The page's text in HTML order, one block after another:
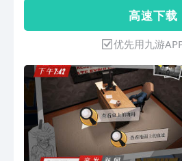
励……并且，不论
都将被无条件保
你们的表演！
色：■ 搞笑无厘
名侦探 VS 100 名
互的案件现场■
获得92%的特别
作品
高 速 下 载
优先用九游